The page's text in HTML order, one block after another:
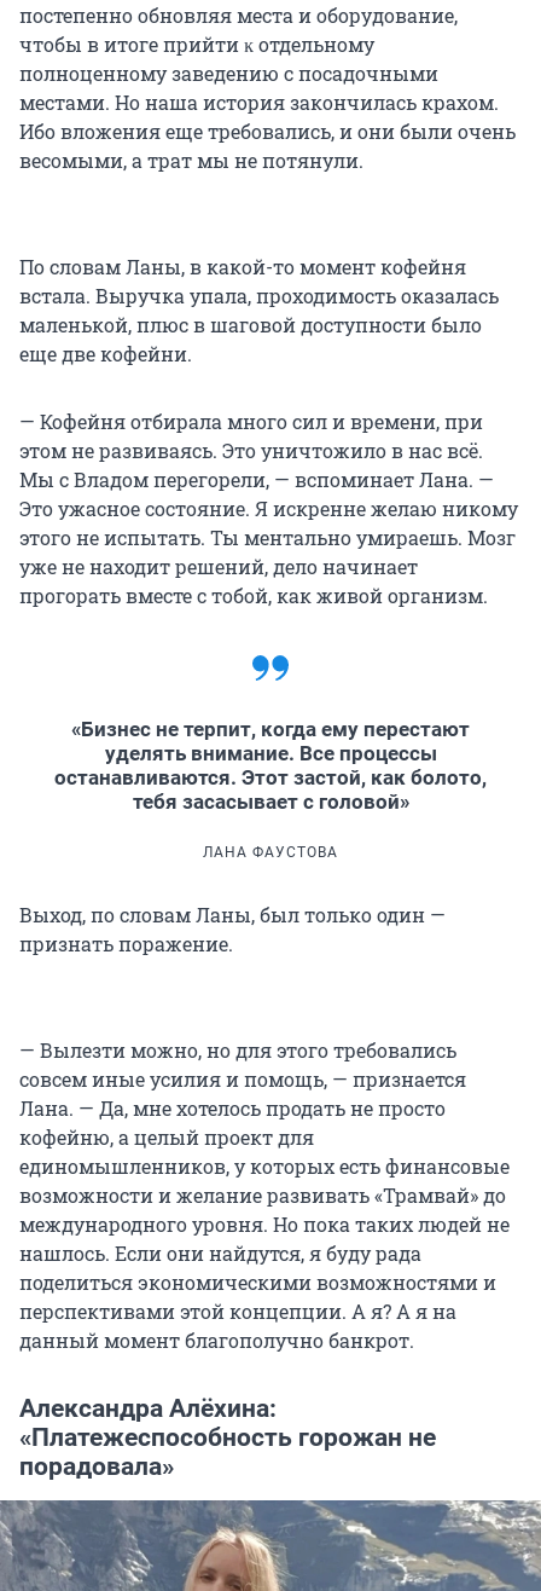
постепенно обновляя места и оборудование,
чтобы в итоге прийти ĸ отдельному
полноценному заведению с посадочными
местами. Но наша история закончилась крахом.
Ибо вложения еще требовались, и они были очень
весомыми, а трат мы не потянули.
По словам Ланы, в какой-то момент кофейня
встала. Выручка упала, проходимость оказалась
маленькой, плюс в шаговой доступности было
еще две кофейни.
— Кофейня отбирала много сил и времени, при
этом не развиваясь. Это уничтожило в нас всё.
Мы с Владом перегорели, — вспоминает Лана. —
Это ужасное состояние. Я искренне желаю никому
этого не испытать. Ты ментально умираешь. Мозг
уже не находит решений, дело начинает
прогорать вместе с тобой, как живой организм.
«Бизнес не терпит, когда ему перестают
уделять внимание. Все процессы
останавливаются. Этот застой, как болото,
тебя засасывает с головой»
ЛАНА ФАУСТОВА
Выход, по словам Ланы, был только один —
признать поражение.
— Вылезти можно, но для этого требовались
совсем иные усилия и помощь, — признается
Лана. — Да, мне хотелось продать не просто
кофейню, а целый проект для
единомышленников, у которых есть финансовые
возможности и желание развивать «Трамвай» до
международного уровня. Но пока таких людей не
нашлось. Если они найдутся, я буду рада
поделиться экономическими возможностями и
перспективами этой концепции. А я? А я на
данный момент благополучно банкрот.
Александра Алёхина:
«Платежеспособность горожан не
порадовала»